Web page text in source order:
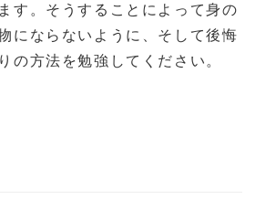
す。そうすることによって身の
にならないように、そして後悔
の方法を勉強してください。